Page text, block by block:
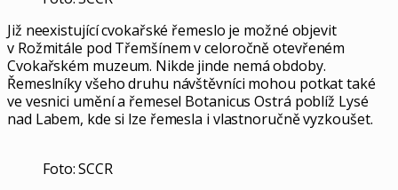
Již neexistující cvokařské řemeslo je možné objevit
v Rožmitále pod Třemšínem v celoročně otevřeném
Cvokařském muzeum. Nikde jinde nemá obdoby.
Řemeslníky všeho druhu návštěvníci mohou potkat také
ve vesnici umění a řemesel Botanicus Ostrá poblíž Lysé
nad Labem, kde si lze řemesla i vlastnoručně vyzkoušet.
Foto: SCCR